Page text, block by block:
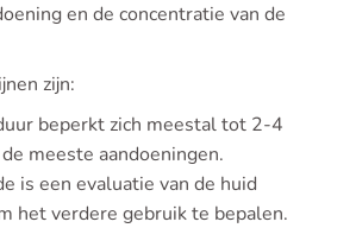
en de concentratie van de
zijn:
beperkt zich meestal tot 2-4
meeste aandoeningen.
is een evaluatie van de huid
het verdere gebruik te bepalen.